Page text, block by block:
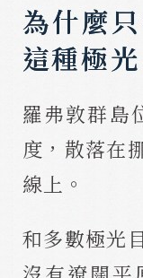
為什麼
這種極光
羅弗敦群島
度，散落在
線上。
和多數極光